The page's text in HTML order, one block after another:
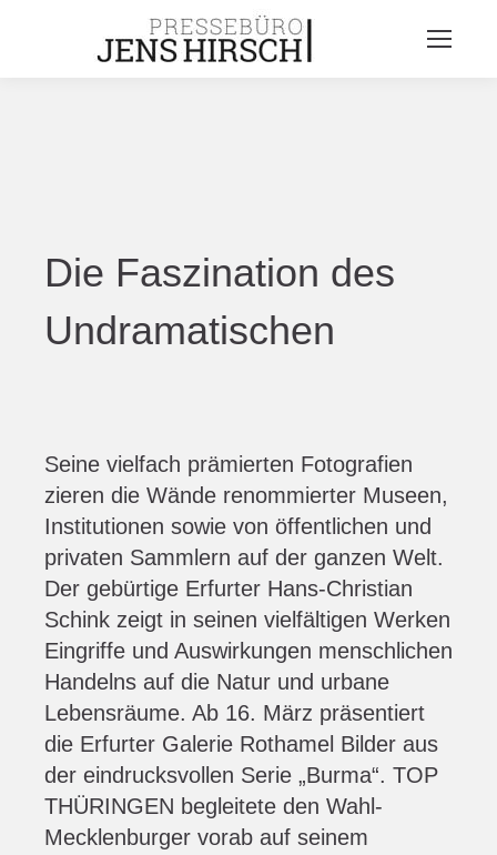
Die Faszination des
Undramatischen
Seine vielfach prämierten Fotografien
zieren die Wände renommierter Museen,
Institutionen sowie von öffentlichen und
privaten Sammlern auf der ganzen Welt.
Der gebürtige Erfurter Hans-Christian
Schink zeigt in seinen vielfältigen Werken
Eingriffe und Auswirkungen menschlichen
Handelns auf die Natur und urbane
Lebensräume. Ab 16. März präsentiert
die Erfurter Galerie Rothamel Bilder aus
der eindrucksvollen Serie „Burma“. TOP
THÜRINGEN begleitete den Wahl-
Mecklenburger vorab auf seinem